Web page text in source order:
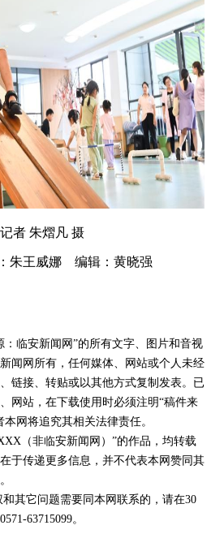
记者 朱熠凡 摄
朱王威娜 编辑：黄晓强
临安新闻网”的所有文字、图片和音视
闻网所有，任何媒体、网站或个人未经
链接、转贴或以其他方式复制发表。已
网站，在下载使用时必须注明“稿件来
网将追究其相关法律责任。
（非临安新闻网）”的作品，均转载
于传递更多信息，并不代表本网赞同其
其它问题需要同本网联系的，请在30
63715099。